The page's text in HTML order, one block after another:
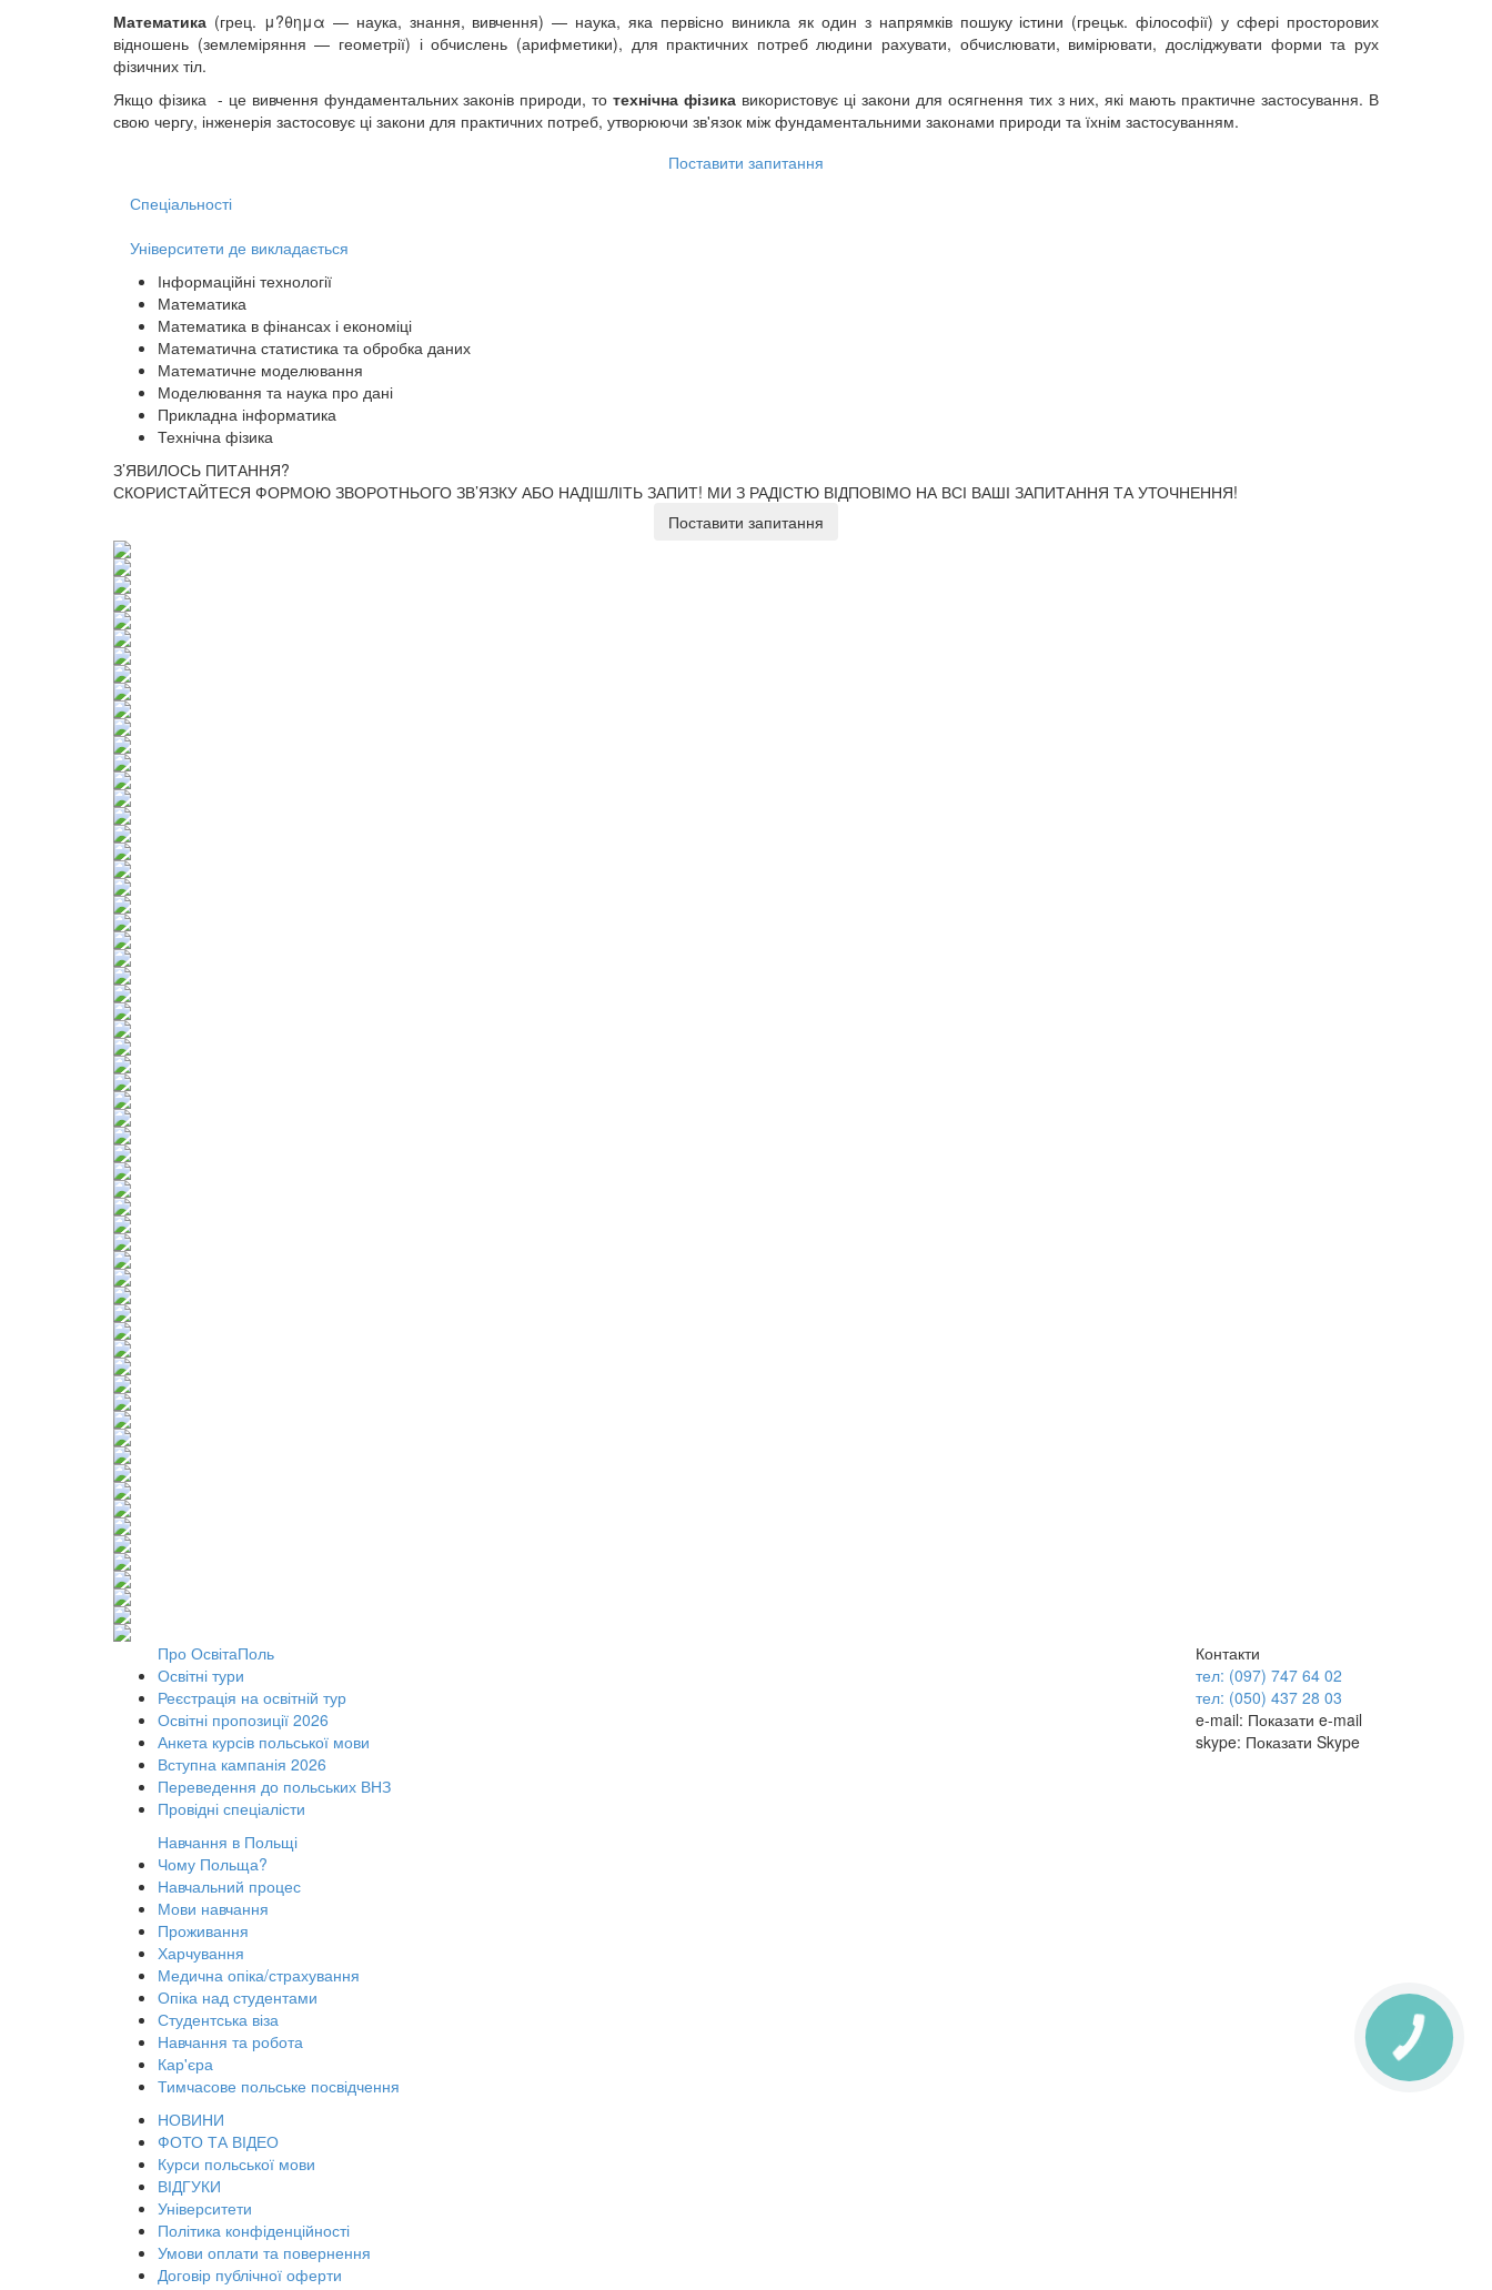
Математика (грец. μ?θημα — наука, знання, вивчення) — наука, яка первісно виникла як один з напрямків пошуку істини (грецьк. філософії) у сфері просторових
відношень (землеміряння — геометрії) і обчислень (арифметики), для практичних потреб людини рахувати, обчислювати, вимірювати, досліджувати форми та рух
фізичних тіл.
Якщо фізика - це вивчення фундаментальних законів природи, тотехнічна фізика використовує ці закони для осягнення тих з них, які мають практичне застосування. В
свою чергу, інженерія застосовує ці закони для практичних потреб, утворюючи зв'язок між фундаментальними законами природи та їхнім застосуванням.
Поставити запитання
Спеціальності
Університети де викладається
Інформаційні технології
Математика
Математика в фінансах і економіці
Математична статистика та обробка даних
Математичне моделювання
Моделювання та наука про дані
Прикладна інформатика
Технічна фізика
З’ЯВИЛОСЬ ПИТАННЯ?
СКОРИСТАЙТЕСЯ ФОРМОЮ ЗВОРОТНЬОГО ЗВ’ЯЗКУ АБО НАДІШЛІТЬ ЗАПИТ! МИ З РАДІСТЮ ВІДПОВІМО НА ВСІ ВАШІ ЗАПИТАННЯ ТА УТОЧНЕННЯ!
Поставити запитання
Про ОсвітаПоль
Освітні тури
Реєстрація на освітній тур
Освітні пропозиції 2026
Анкета курсів польської мови
Вступна кампанія 2026
Переведення до польських ВНЗ
Провідні спеціалісти
Навчання в Польщі
Чому Польща?
Навчальний процес
Мови навчання
Проживання
Харчування
Медична опіка/страхування
Опіка над студентами
Студентська віза
Навчання та робота
Кар'єра
Тимчасове польське посвідчення
НОВИНИ
ФОТО ТА ВІДЕО
Курси польської мови
ВІДГУКИ
Університети
Політика конфіденційності
Умови оплати та повернення
Договір публічної оферти
Контакти
тел: (097) 747 64 02
тел: (050) 437 28 03
e-mail: Показати e-mail
skype: Показати Skype